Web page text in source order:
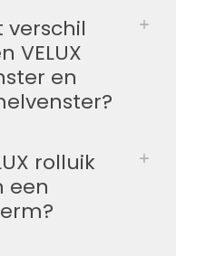
verschil
VELUX
en
rolluik
een